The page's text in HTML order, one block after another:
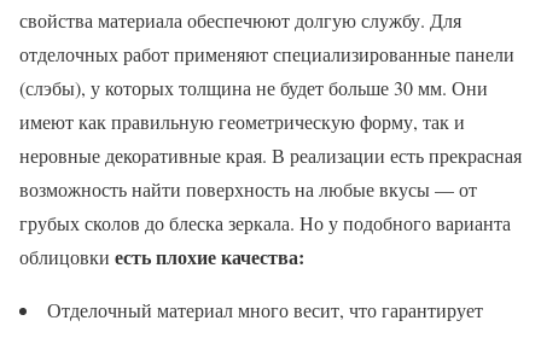
свойства материала обеспечюют долгую службу. Для
отделочных работ применяют специализированные панели
(слэбы), у которых толщина не будет больше 30 мм. Они
имеют как правильную геометрическую форму, так и
неровные декоративные края. В реализации есть прекрасная
возможность найти поверхность на любые вкусы — от
грубых сколов до блеска зеркала. Но у подобного варианта
облицовки есть плохие качества:
Отделочный материал много весит, что гарантирует